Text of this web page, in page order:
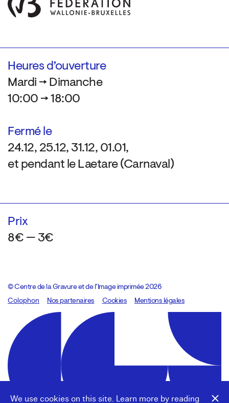
We use cookies on this site. Learn more by reading
Heures d’ouverture
Mardi → Dimanche
10:00 → 18:00
Fermé le
24.12, 25.12, 31.12, 01.01,
et pendant le Laetare (Carnaval)
Prix
8€ — 3€
© Centre de la Gravure et de l’Image imprimée 2026
Colophon
Design:Marcel Kaczmarek, code:8080.studio
Nos partenaires Cookies Mentions légales